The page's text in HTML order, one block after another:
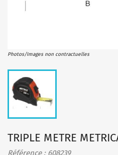
Photos/Images non contractuelles
TRIPLE METRE
Référence : 608239